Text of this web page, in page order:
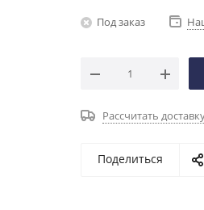
Под заказ
Рассчитать
Поделиться